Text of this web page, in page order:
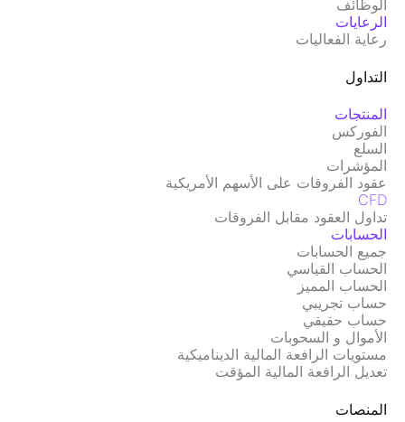
الوظائف
الرعايات
رعاية الفعاليات
التداول
المنتجات
الفوركس
السلع
المؤشرات
عقود الفروقات على الأسهم الأمريكية
CFD
تداول العقود مقابل الفروقات
الحسابات
جميع الحسابات
الحساب القياسي
الحساب المميز
حساب تجريبي
حساب حقيقي
الأموال و السحوبات
مستويات الرافعة المالية الديناميكية
تعديل الرافعة المالية المؤقت
المنصات